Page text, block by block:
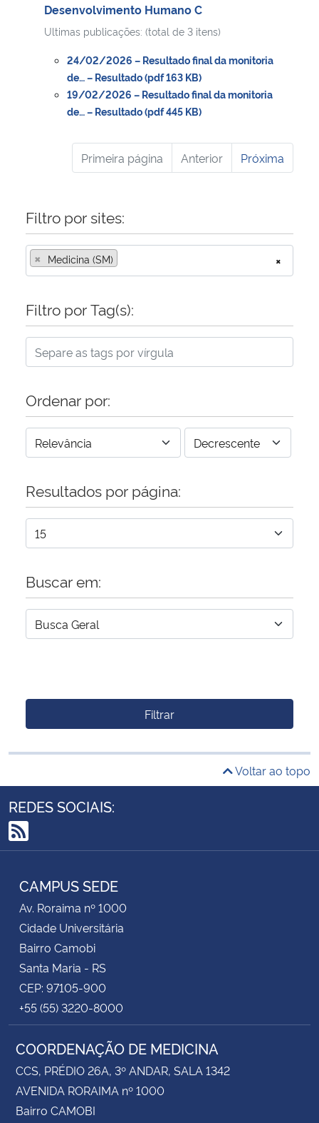
Desenvolvimento Humano C
Ultimas publicações: (total de 3 itens)
24/02/2026 – Resultado final da monitoria
de… – Resultado (pdf 163 KB)
19/02/2026 – Resultado final da monitoria
de… – Resultado (pdf 445 KB)
Primeira página Anterior Próxima
Filtro por sites:
×
× Medicina (SM)
Filtro por Tag(s):
Ordenar por:
Resultados por página:
Buscar em:
Filtrar
Voltar ao topo
REDES SOCIAIS:
RSS
CAMPUS SEDE
Av. Roraima nº 1000
Cidade Universitária
Bairro Camobi
Santa Maria - RS
CEP: 97105-900
+55 (55) 3220-8000
COORDENAÇÃO DE MEDICINA
CCS, PRÉDIO 26A, 3º ANDAR, SALA 1342
AVENIDA RORAIMA nº 1000
Bairro CAMOBI